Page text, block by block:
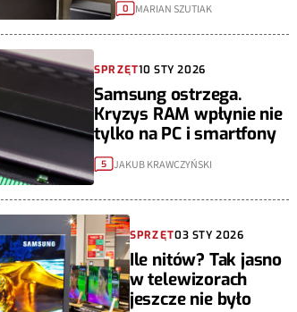
0 MARIAN SZUTIAK
SPRZĘT10 STY 2026
Samsung ostrzega.
Kryzys RAM wpłynie nie
tylko na PC i smartfony
5 JAKUB KRAWCZYŃSKI
SPRZĘT03 STY 2026
Ile nitów? Tak jasno
w telewizorach
jeszcze nie było